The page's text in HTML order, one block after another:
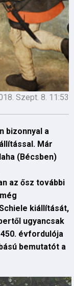
Szept. 8. 11:53
bizonnyal a
Már
(Bécsben)
az ősz további
kiállítását,
ugyancsak
évfordulója
bemutatót a